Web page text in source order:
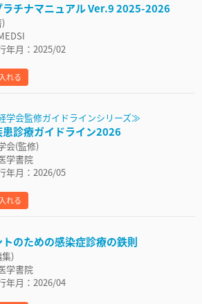
ラチナマニュアル Ver.9 2025-2026
年月：2025/02
れる
学会監修ガイドラインシリーズ≫
診療ガイドライン2026
会(監修)
学書院
年月：2026/05
れる
トのための感染症診療の鉄則
)
学書院
年月：2026/04